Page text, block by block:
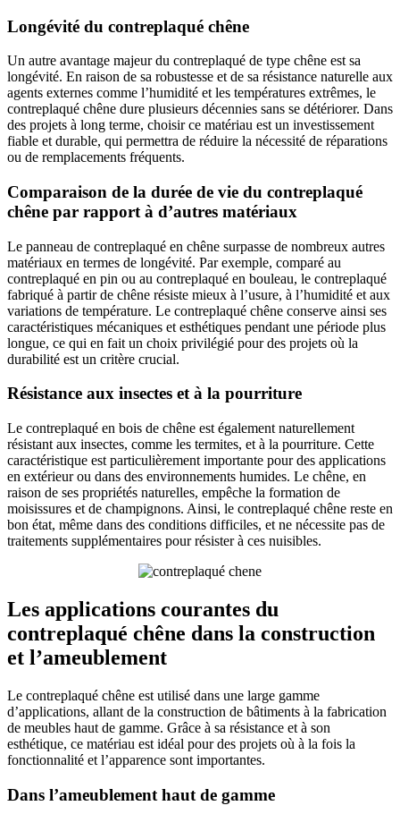
Longévité du contreplaqué chêne
Un autre avantage majeur du contreplaqué de type chêne est sa
longévité. En raison de sa robustesse et de sa résistance naturelle aux
agents externes comme l’humidité et les températures extrêmes, le
contreplaqué chêne dure plusieurs décennies sans se détériorer. Dans
des projets à long terme, choisir ce matériau est un investissement
fiable et durable, qui permettra de réduire la nécessité de réparations
ou de remplacements fréquents.
Comparaison de la durée de vie du contreplaqué
chêne par rapport à d’autres matériaux
Le panneau de contreplaqué en chêne surpasse de nombreux autres
matériaux en termes de longévité. Par exemple, comparé au
contreplaqué en pin ou au contreplaqué en bouleau, le contreplaqué
fabriqué à partir de chêne résiste mieux à l’usure, à l’humidité et aux
variations de température. Le contreplaqué chêne conserve ainsi ses
caractéristiques mécaniques et esthétiques pendant une période plus
longue, ce qui en fait un choix privilégié pour des projets où la
durabilité est un critère crucial.
Résistance aux insectes et à la pourriture
Le contreplaqué en bois de chêne est également naturellement
résistant aux insectes, comme les termites, et à la pourriture. Cette
caractéristique est particulièrement importante pour des applications
en extérieur ou dans des environnements humides. Le chêne, en
raison de ses propriétés naturelles, empêche la formation de
moisissures et de champignons. Ainsi, le contreplaqué chêne reste en
bon état, même dans des conditions difficiles, et ne nécessite pas de
traitements supplémentaires pour résister à ces nuisibles.
Les applications courantes du
contreplaqué chêne dans la construction
et l’ameublement
Le contreplaqué chêne est utilisé dans une large gamme
d’applications, allant de la construction de bâtiments à la fabrication
de meubles haut de gamme. Grâce à sa résistance et à son
esthétique, ce matériau est idéal pour des projets où à la fois la
fonctionnalité et l’apparence sont importantes.
Dans l’ameublement haut de gamme